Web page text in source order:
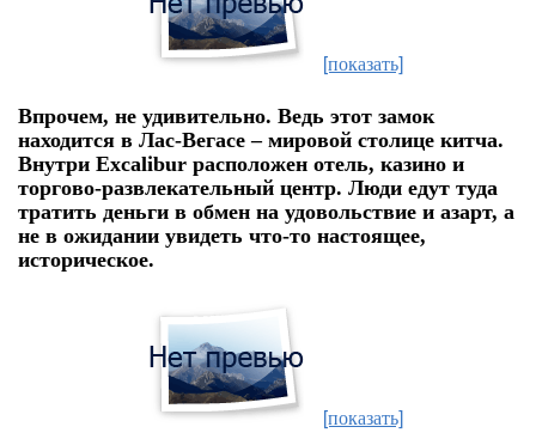
[показать]
Впрочем, не удивительно. Ведь этот замок
находится в Лас-Вегасе – мировой столице китча.
Внутри Excalibur расположен отель, казино и
торгово-развлекательный центр. Люди едут туда
тратить деньги в обмен на удовольствие и азарт, а
не в ожидании увидеть что-то настоящее,
историческое.
[показать]